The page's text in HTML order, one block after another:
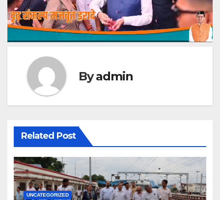
Byadmin
Related Post
UNCATEGORIZED